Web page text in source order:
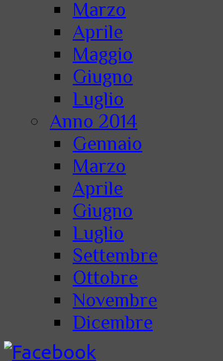
Marzo
Aprile
Maggio
Giugno
Luglio
Anno 2014
Gennaio
Marzo
Aprile
Giugno
Luglio
Settembre
Ottobre
Novembre
Dicembre